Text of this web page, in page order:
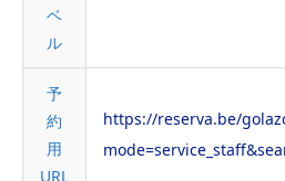
ベ
ル
予
約
用
URL
https://reserva.be/